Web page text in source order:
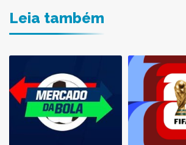
Leia também